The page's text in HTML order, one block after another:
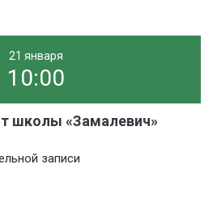
21 января
10:00
школы «Замалевич»
записи